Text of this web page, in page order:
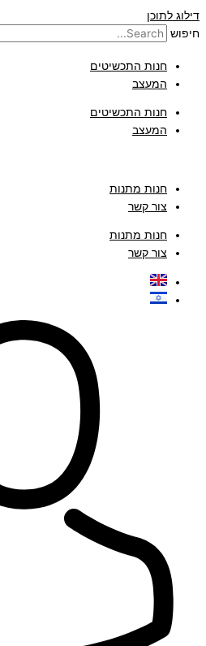
דילוג לתוכן
חיפוש
חנות התכשיטים
המעצב
חנות התכשיטים
המעצב
חנות מתנות
צור קשר
חנות מתנות
צור קשר